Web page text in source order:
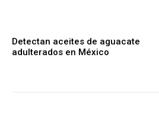
Detectan aceites de aguacate
adulterados en México